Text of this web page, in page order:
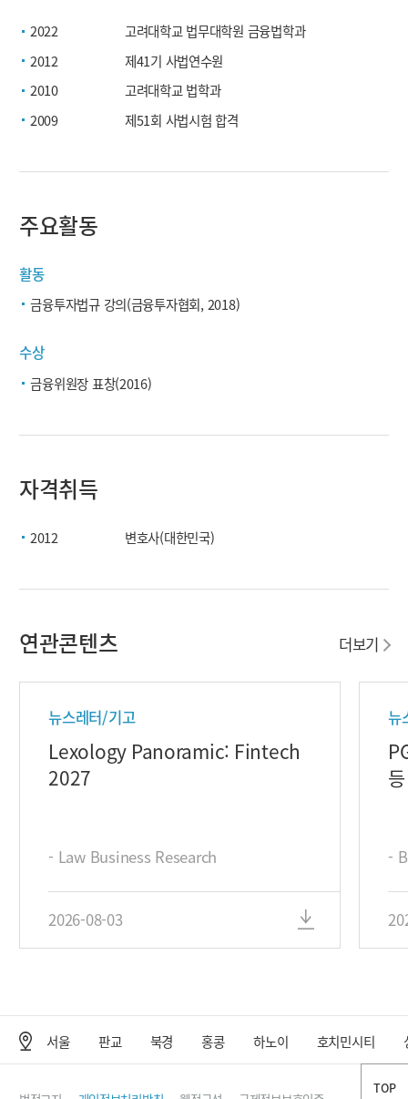
2022
고려대학교 법무대학원 금융법학과
2012
제41기 사법연수원
2010
고려대학교 법학과
2009
제51회 사법시험 합격
주요활동
활동
금융투자법규 강의(금융투자협회, 2018)
수상
금융위원장 표창(2016)
자격취득
2012 변호사(대한민국)
연관콘텐츠 더보기
뉴스레터/기고
Lexology Panoramic: Fintech
2027
- Law Business Research
2026-08-03
뉴
-
서울 판교 북경 홍콩 하노이 호치민시티
TOP